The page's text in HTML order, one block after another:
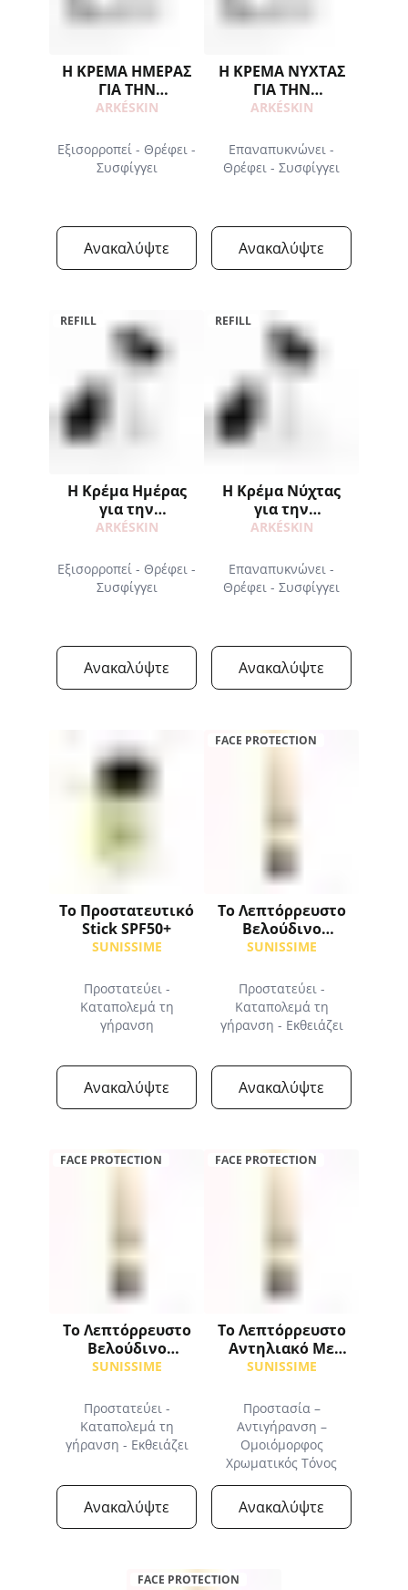
Η ΚΡΕΜΑ ΗΜΕΡΑΣ
ΓΙΑ ΤΗΝ
ΕΜΜΗΝΟΠΑΥΣΗ
ARKÉSKIN
Εξισορροπεί - Θρέφει -
Συσφίγγει
Ανακαλύψτε
Η ΚΡΕΜΑ ΝΥΧΤΑΣ
ΓΙΑ ΤΗΝ
ΕΜΜΗΝΟΠΑΥΣΗ
ARKÉSKIN
Επαναπυκνώνει -
Θρέφει - Συσφίγγει
Ανακαλύψτε
REFILL
Η Κρέμα Ημέρας
για την
Εμμηνόπαυση
ARKÉSKIN
Εξισορροπεί - Θρέφει -
Συσφίγγει
Ανακαλύψτε
REFILL
Η Κρέμα Νύχτας
για την
Εμμηνόπαυση
ARKÉSKIN
Επαναπυκνώνει -
Θρέφει - Συσφίγγει
Ανακαλύψτε
Το Προστατευτικό
Stick SPF50+
SUNISSIME
Προστατεύει -
Καταπολεμά τη
γήρανση
Ανακαλύψτε
FACE PROTECTION
Το Λεπτόρρευστο
Βελούδινο
Αντηλιακό SPF50+
SUNISSIME
Προστατεύει -
Καταπολεμά τη
γήρανση - Εκθειάζει
Ανακαλύψτε
FACE PROTECTION
Το Λεπτόρρευστο
Βελούδινο
Αντηλιακό SPF30
SUNISSIME
Προστατεύει -
Καταπολεμά τη
γήρανση - Εκθειάζει
Ανακαλύψτε
FACE PROTECTION
Το Λεπτόρρευστο
Αντηλιακό Με
Χρώμα SPF50+
SUNISSIME
Προστασία –
Αντιγήρανση –
Ομοιόμορφος
Χρωματικός Τόνος
Ανακαλύψτε
FACE PROTECTION